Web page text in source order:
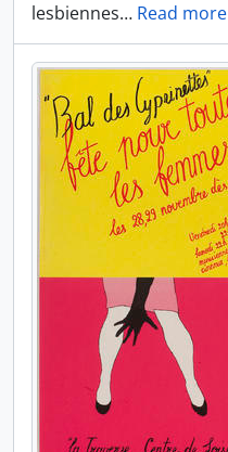
lesbiennes… Read more